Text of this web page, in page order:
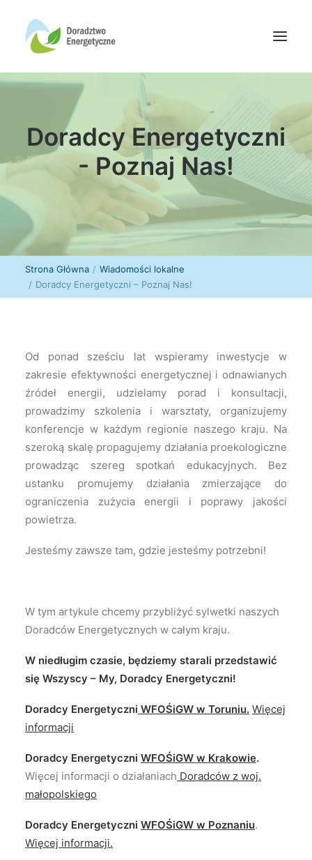
Oferta doradców
Aktualności
Wydarzenia
Oferta finansowania
Kontakt
Wyszukiwanie
Doradcy Energetyczni
- Poznaj Nas!
Strona Główna
Wiadomości lokalne
Doradcy Energetyczni – Poznaj Nas!
Od ponad sześciu lat wspieramy inwestycje w
zakresie efektywności energetycznej i odnawianych
źródeł energii, udzielamy porad i konsultacji,
prowadzimy szkolenia i warsztaty, organizujemy
konferencje w każdym regionie naszego kraju. Na
szeroką skalę propagujemy działania proekologiczne
prowadząc szereg spotkań edukacyjnych. Bez
ustanku promujemy działania zmierzające do
ograniczenia zużycia energii i poprawy jakości
powietrza.
Jesteśmy zawsze tam, gdzie jesteśmy potrzebni!
W tym artykule chcemy przybliżyć sylwetki naszych
Doradców Energetycznych w całym kraju.
W niedługim czasie, będziemy starali przedstawić
się Wszyscy – My, Doradcy Energetyczni!
Doradcy Energetyczni WFOŚiGW w Toruniu. Więcej
informacji
Doradcy Energetyczni WFOŚiGW w Krakowie.
Więcej informacji o działaniach Doradców z woj.
małopolskiego
Doradcy Energetyczni WFOŚiGW w Poznaniu.
Więcej informacji.